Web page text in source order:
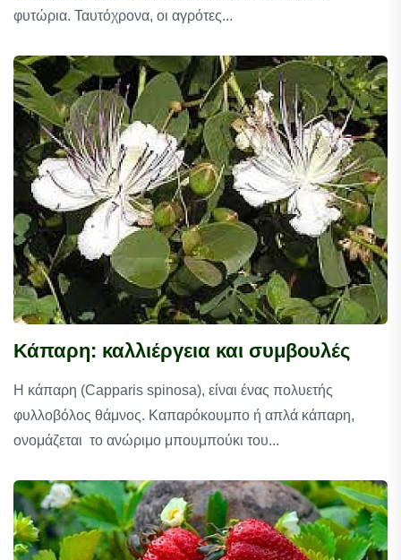
φυτώρια. Ταυτόχρονα, οι αγρότες...
Κάπαρη: καλλιέργεια και συμβουλές
Η κάπαρη (Capparis spinosa), είναι ένας πολυετής
φυλλοβόλος θάμνος. Καπαρόκουμπο ή απλά κάπαρη,
ονομάζεται το ανώριμο μπουμπούκι του...